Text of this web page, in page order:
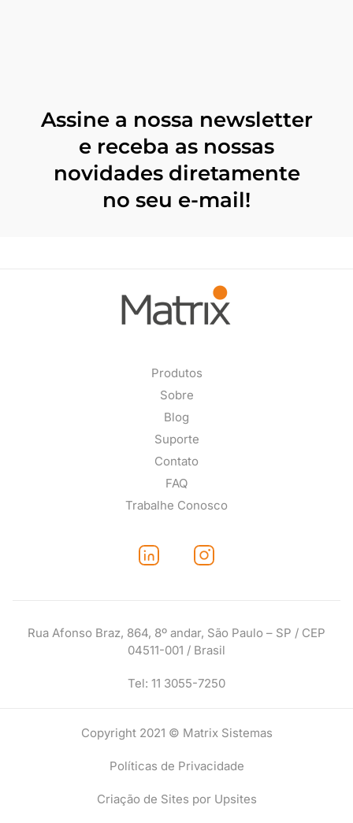
Assine a nossa newsletter
e receba as nossas
novidades diretamente
no seu e-mail!
Produtos
Sobre
Blog
Suporte
Contato
FAQ
Trabalhe Conosco
Rua Afonso Braz, 864, 8º andar, São Paulo – SP / CEP
04511-001 / Brasil
Tel: 11 3055-7250
Copyright 2021 © Matrix Sistemas
Políticas de Privacidade
Criação de Sites por Upsites